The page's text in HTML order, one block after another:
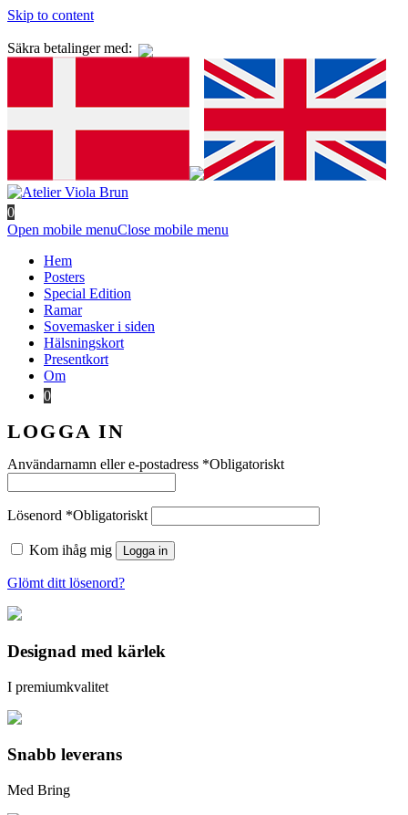
Skip to content
Säkra betalinger med:
0
Open mobile menuClose mobile menu
Hem
Posters
Special Edition
Ramar
Sovemasker i siden
Hälsningskort
Presentkort
Om
0
LOGGA IN
Användarnamn eller e-postadress *Obligatoriskt
Lösenord *Obligatoriskt
Kom ihåg mig Logga in
Glömt ditt lösenord?
Designad med kärlek
I premiumkvalitet
Snabb leverans
Med Bring